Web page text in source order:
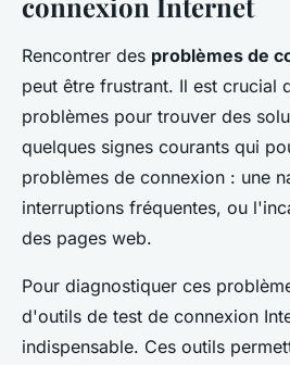
Rencontrer des problèmes de
peut être frustrant. Il est crucial
problèmes pour trouver des
quelques signes courants qui
problèmes de connexion : une
interruptions fréquentes, ou
des pages web.
Pour diagnostiquer ces
d'outils de test de connexion
indispensable. Ces outils